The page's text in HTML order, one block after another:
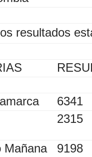
resultados
6341
2315
Mañana
9198